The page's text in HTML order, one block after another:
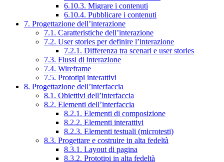
6.10.3. Migrare i contenuti
6.10.4. Pubblicare i contenuti
7. Progettazione dell’interazione
7.1. Caratteristiche dell’interazione
7.2. User stories per definire l’interazione
7.2.1. Differenza tra scenari e user stories
7.3. Flussi di interazione
7.4. Wireframe
7.5. Prototipi interattivi
8. Progettazione dell’interfaccia
8.1. Obiettivi dell’interfaccia
8.2. Elementi dell’interfaccia
8.2.1. Elementi di composizione
8.2.2. Elementi interattivi
8.2.3. Elementi testuali (microtesti)
8.3. Progettare e costruire in alta fedeltà
8.3.1. Layout di pagina
8.3.2. Prototipi in alta fedeltà